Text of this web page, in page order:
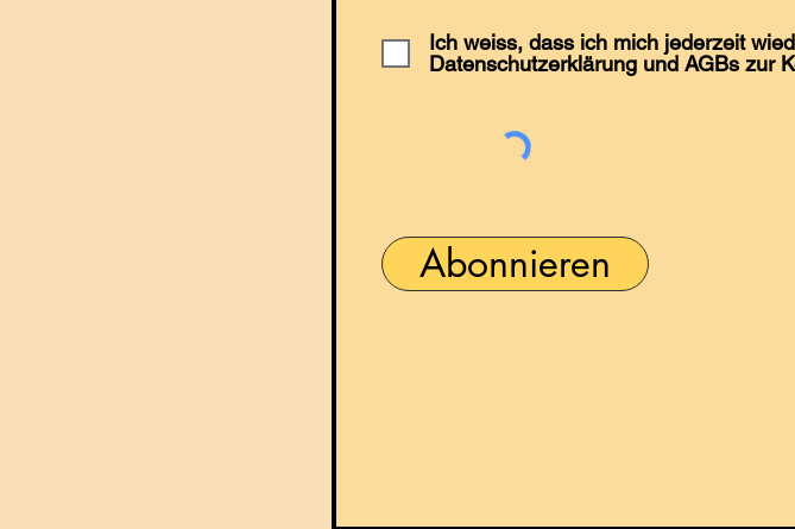
Ich weiss, dass ich mich jederzeit
Datenschutzerklärung und AGBs zur
Abonnieren